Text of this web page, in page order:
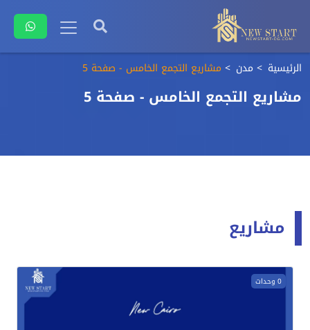
الرئيسية مدن مشاريع التجمع الخامس - صفحة 5
مشاريع التجمع الخامس - صفحة 5
مشاريع
0 وحدات